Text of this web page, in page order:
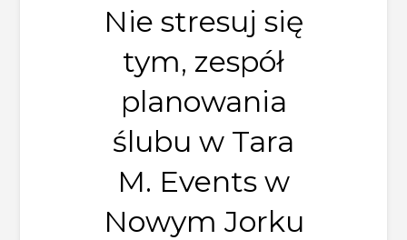
Nie stresuj się
tym, zespół
planowania
ślubu w Tara
M. Events w
Nowym Jorku